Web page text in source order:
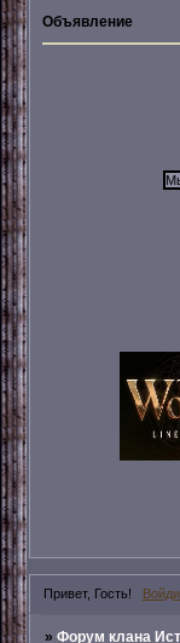
Объявление
Привет, Гость!
»Форум клана